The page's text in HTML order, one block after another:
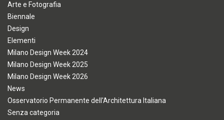
Arte e Fotografia
Biennale
Design
Elementi
Milano Design Week 2024
Milano Design Week 2025
Milano Design Week 2026
News
Osservatorio Permanente dell'Architettura Italiana
Senza categoria